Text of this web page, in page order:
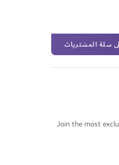
سلة المشتريات
Join the most